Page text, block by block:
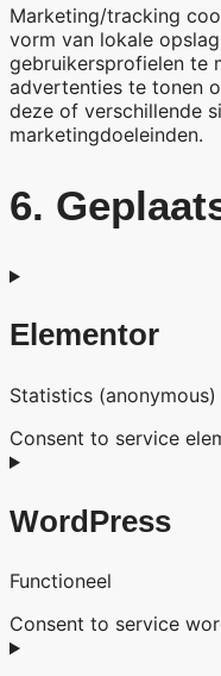
Marketing/tracking
vorm van lokale
gebruikersprofielen te
advertenties te tonen
deze of verschillende
marketingdoeleinden.
6.
Elementor
Statistics (anonymous)
Consent to service
WordPress
Functioneel
Consent to service